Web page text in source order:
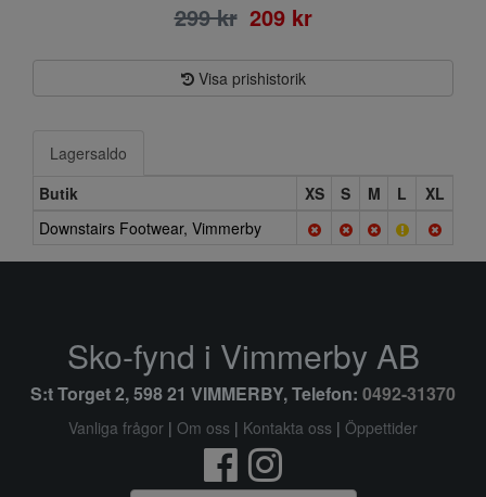
299 kr 209 kr
Visa prishistorik
Lagersaldo
Butik
XS S M L
XL
Downstairs Footwear, Vimmerby
Sko-fynd i Vimmerby AB
S:t Torget 2, 598 21 VIMMERBY, Telefon: 0492-31370
Vanliga frågor | Om oss | Kontakta oss | Öppettider